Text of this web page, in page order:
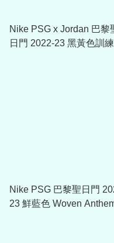
Nike PSG x Jordan 巴黎
日門 2022-23 黑黃色訓
Nike PSG 巴黎聖日門
23 鮮藍色 Woven